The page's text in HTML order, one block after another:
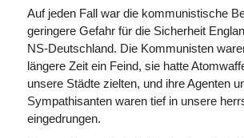
Auf jeden Fall war die kommunistische
geringere Gefahr für die Sicherheit
NS-Deutschland. Die Kommunisten
längere Zeit ein Feind, sie hatte
unsere Städte zielten, und ihre Agenten
Sympathisanten waren tief in unsere
eingedrungen.